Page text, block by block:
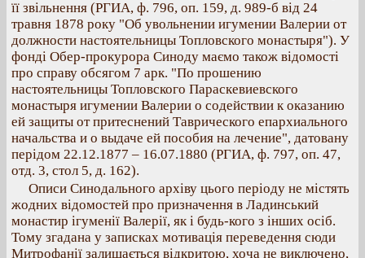
її звільнення (РГИА, ф. 796, оп. 159, д. 989-б від 24
травня 1878 року "Об увольнении игумении Валерии от
должности настоятельницы Топловского монастыря"). У
фонді Обер-прокурора Синоду маємо також відомості
про справу обсягом 7 арк. "По прошению
настоятельницы Топловского Параскевиевского
монастыря игумении Валерии о содействии к оказанию
ей защиты от притеснений Таврического епархиального
начальства и о выдаче ей пособия на лечение", датовану
перідом 22.12.1877 – 16.07.1880 (РГИА, ф. 797, оп. 47,
отд. 3, стол 5, д. 162).
Описи Синодального архіву цього періоду не містять
жодних відомостей про призначення в Ладинський
монастир ігуменії Валерії, як і будь-кого з інших осіб.
Тому згадана у записках мотивація переведення сюди
Митрофанії залишається відкритою, хоча не виключено,